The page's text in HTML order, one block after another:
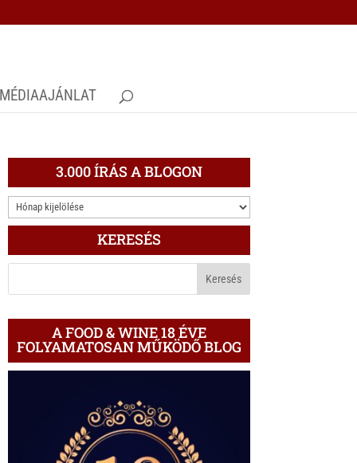
MÉDIAAJÁNLAT
3.000 ÍRÁS A BLOGON
3.000
ÍRÁS
BLOGON
KERESÉS
A FOOD & WINE 18 ÉVE
FOLYAMATOSAN MŰKÖDŐ BLOG